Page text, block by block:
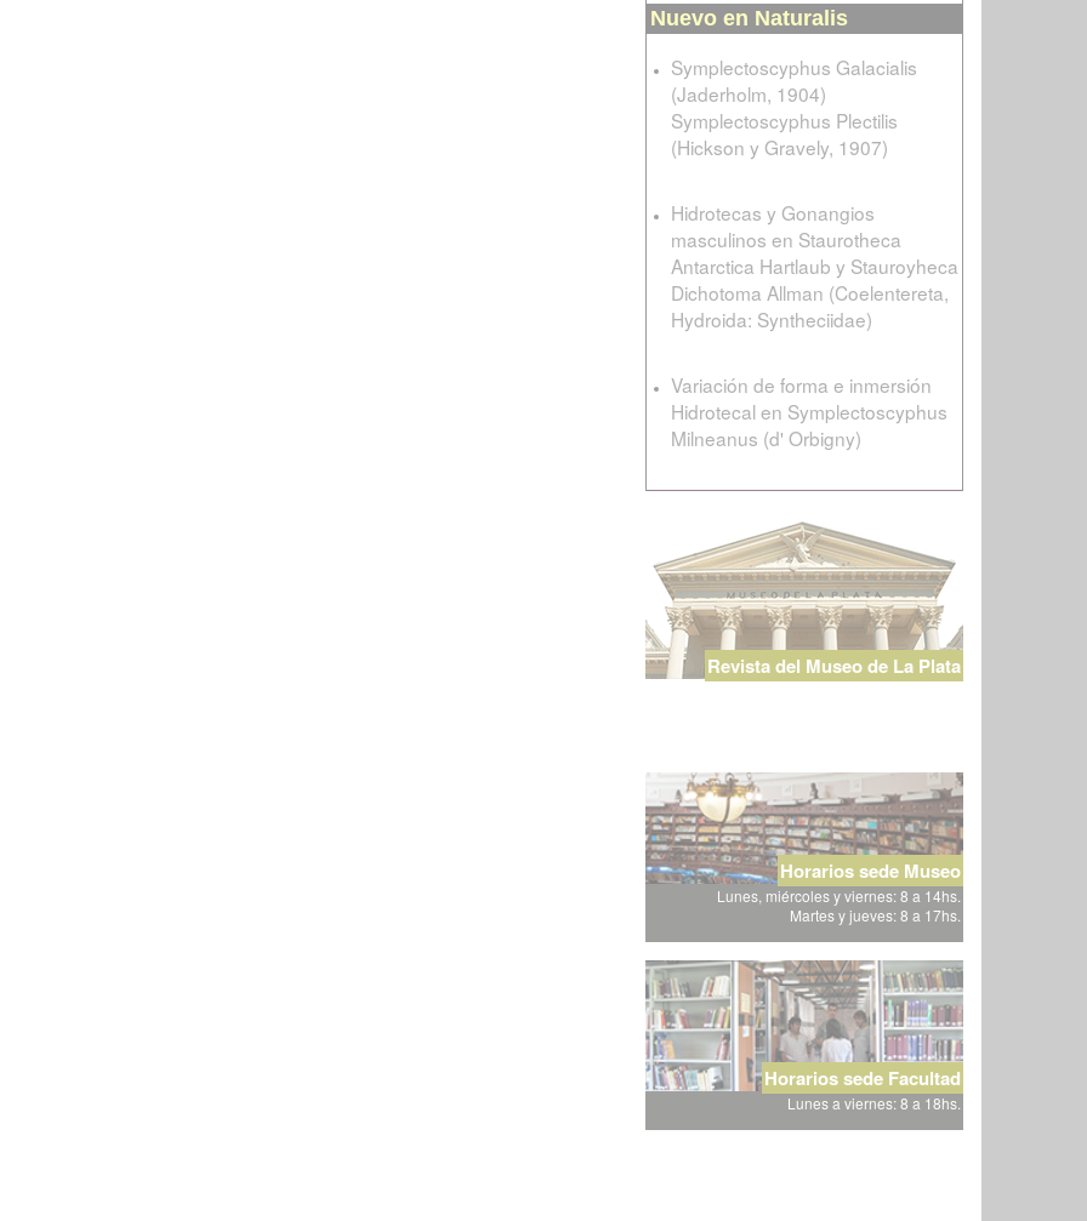
Nuevo en Naturalis
Symplectoscyphus Galacialis
(Jaderholm, 1904)
Symplectoscyphus Plectilis
(Hickson y Gravely, 1907)
Hidrotecas y Gonangios
masculinos en Staurotheca
Antarctica Hartlaub y Stauroyheca
Dichotoma Allman (Coelentereta,
Hydroida: Syntheciidae)
Variación de forma e inmersión
Hidrotecal en Symplectoscyphus
Milneanus (d' Orbigny)
Revista del Museo de La Plata
Horarios sede Museo
Lunes, miércoles y viernes: 8 a 14hs.
Martes y jueves: 8 a 17hs.
Horarios sede Facultad
Lunes a viernes: 8 a 18hs.